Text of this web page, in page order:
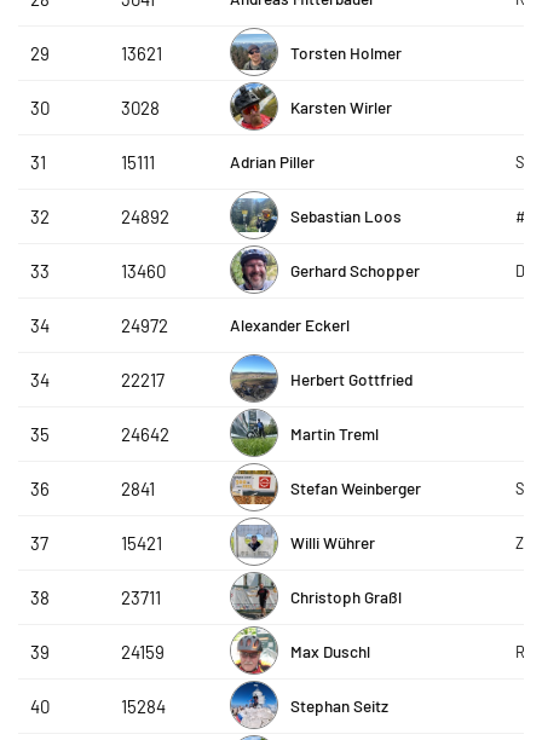
29 13621 Torsten Holmer
30 3028 Karsten Wirler
31 15111 Adrian Piller
32 24892 Sebastian Loos
33 13460 Gerhard Schopper
34 24972 Alexander Eckerl
34 22217 Herbert Gottfried
35 24642 Martin Treml
36 2841 Stefan Weinberger
37 15421 Willi Wührer
38 23711 Christoph Graßl
39 24159 Max Duschl
40 15284 Stephan Seitz